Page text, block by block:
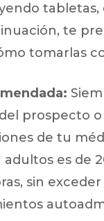
tabletas,
te
tomarlas
prospecto o
de tu
adultos es de
sin exceder